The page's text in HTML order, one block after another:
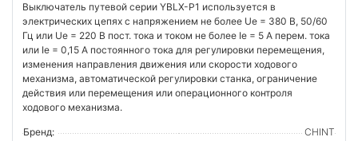
Выключатель путевой серии YBLX-P1 используется в
электрических цепях с напряжением не более Ue = 380 В, 50/60
Гц или Ue = 220 В пост. тока и током не более Ie = 5 A перем. тока
или Ie = 0,15 А постоянного тока для регулировки перемещения,
изменения направления движения или скорости ходового
механизма, автоматической регулировки станка, ограничение
действия или перемещения или операционного контроля
ходового механизма.
Бренд:
CHINT